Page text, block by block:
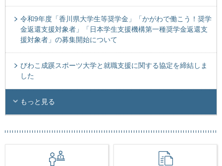
令和9年度「香川県大学生等奨学金」「かがわで働こう！奨学
金返還支援対象者」「日本学生支援機構第一種奨学金返還支
援対象者」の募集開始について
びわこ成蹊スポーツ大学と就職支援に関する協定を締結しま
した
もっと見る